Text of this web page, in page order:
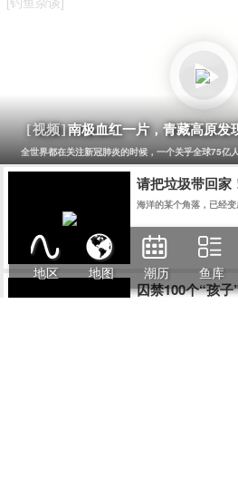
低得多。而且，钓鱼的
要了解鱼类的生态习性
钓鱼的影响等等。这些
长期的观察和研究。通
统的运作，从而更好地保护和利用
也是一种反消费主义的
观察，需要逐渐掌握技
即时满足的心态相反的
学会享受过程而非结果
造的环境和物品。这些
的束缚，追求精神上的自
[视频]南极血红一片，青藏高原发
全世界都在关注新冠肺炎的时候，一个关乎全球75亿
请把垃圾带回家
海洋的某个角落，已经变
囚禁100个“孩
地区 地图 潮历 鱼库